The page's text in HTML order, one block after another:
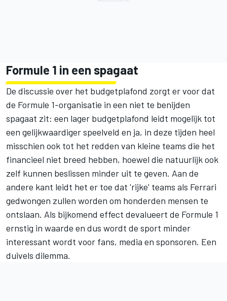
Formule 1 in een spagaat
De discussie over het budgetplafond zorgt er voor dat
de Formule 1-organisatie in een niet te benijden
spagaat zit: een lager budgetplafond leidt mogelijk tot
een gelijkwaardiger speelveld en ja, in deze tijden heel
misschien ook tot het redden van kleine teams die het
financieel niet breed hebben, hoewel die natuurlijk ook
zelf kunnen beslissen minder uit te geven. Aan de
andere kant leidt het er toe dat 'rijke' teams als Ferrari
gedwongen zullen worden om honderden mensen te
ontslaan. Als bijkomend effect devalueert de Formule 1
ernstig in waarde en dus wordt de sport minder
interessant wordt voor fans, media en sponsoren. Een
duivels dilemma.